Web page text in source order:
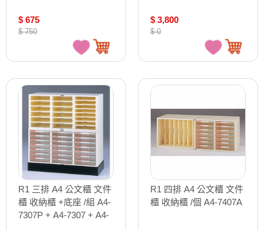
$ 675
$ 750
$ 3,800
$ 0
R1 三排 A4 公文櫃 文件
櫃 收納櫃 +底座 /組 A4-
7307P + A4-7307 + A4-
R1 四排 A4 公文櫃 文件
櫃 收納櫃 /個 A4-7407A